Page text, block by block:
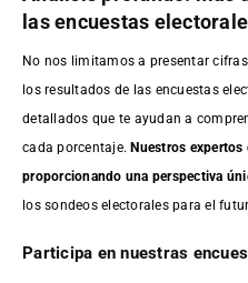
las encuestas
No nos limitamos a presentar
los resultados de las encuestas
detallados que te ayudan a
cada porcentaje. Nuestros
proporcionando una perspectiva
los sondeos electorales para el
Participa en nuestras